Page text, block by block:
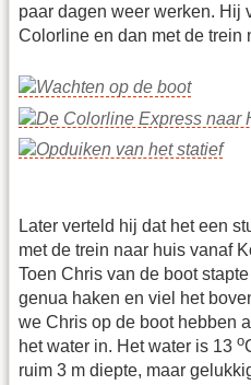
paar dagen weer werken. Hij
Colorline en dan met de trein
Later verteld hij dat het een
met de trein naar huis vanaf
Toen Chris van de boot
genua haken en viel het
we Chris op de boot hebben
het water in. Het water is 13 o
ruim 3 m diepte, maar